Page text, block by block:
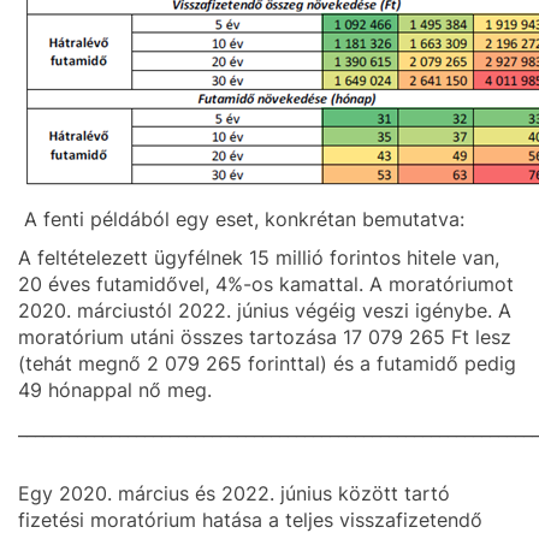
A fenti példából egy eset, konkrétan bemutatva:
A feltételezett ügyfélnek 15 millió forintos hitele van,
20 éves futamidővel, 4%-os kamattal. A moratóriumot
2020. márciustól 2022. június végéig veszi igénybe. A
moratórium utáni összes tartozása 17 079 265 Ft lesz
(tehát megnő 2 079 265 forinttal) és a futamidő pedig
49 hónappal nő meg.
Egy 2020. március és 2022. június között tartó
fizetési moratórium hatása a teljes visszafizetendő